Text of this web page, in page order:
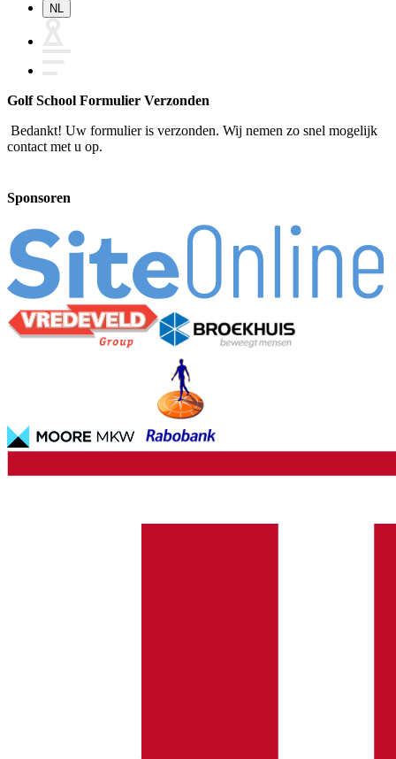
NL
Golf School Formulier Verzonden
Bedankt! Uw formulier is verzonden. Wij nemen zo snel mogelijk
contact met u op.
Sponsoren